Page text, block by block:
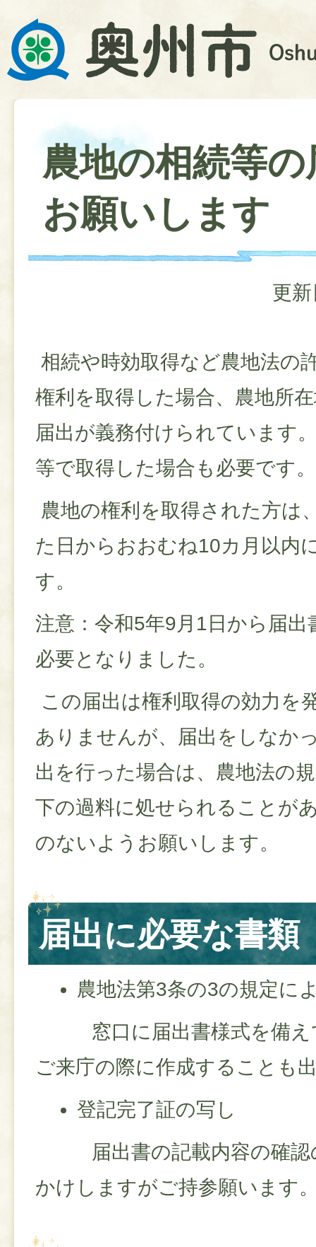
農地の相続等
お願いします
更
相続や時効取得など農地法の
権利を取得した場合、農地所
届出が義務付けられています
等で取得した場合も必要です。
農地の権利を取得された方は
た日からおおむね10カ月以内
す。
注意：令和5年9月1日から届
必要となりました。
この届出は権利取得の効力を
ありませんが、届出をしなか
出を行った場合は、農地法の
下の過料に処せられることが
のないようお願いします。
届出に必要な書類
農地法第3条の3の規定に
窓口に届出書様式を備え
ご来庁の際に作成することも
登記完了証の写し
届出書の記載内容の確認
かけしますがご持参願います